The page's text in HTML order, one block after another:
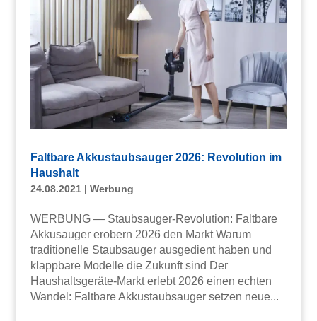
Faltbare Akkustaubsauger 2026: Revolution im
Haushalt
24.08.2021| Werbung
WERBUNG — Staubsauger-Revolution: Faltbare
Akkusauger erobern 2026 den Markt Warum
traditionelle Staubsauger ausgedient haben und
klappbare Modelle die Zukunft sind Der
Haushaltsgeräte-Markt erlebt 2026 einen echten
Wandel: Faltbare Akkustaubsauger setzen neue...